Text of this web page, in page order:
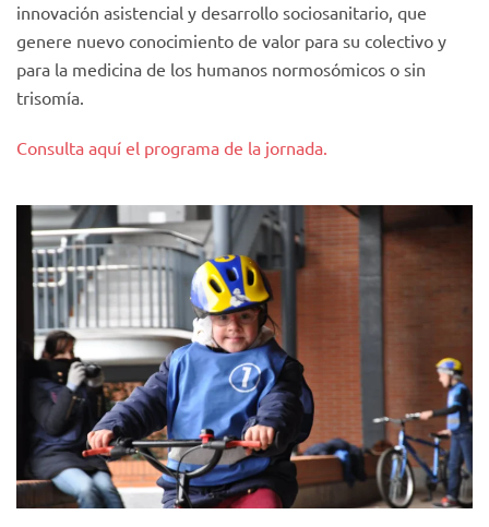
innovación asistencial y desarrollo sociosanitario, que
genere nuevo conocimiento de valor para su colectivo y
para la medicina de los humanos normosómicos o sin
trisomía.
Consulta aquí el programa de la jornada.